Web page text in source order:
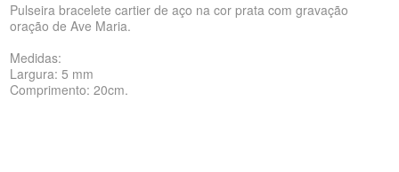
Pulseira bracelete cartier de aço na cor prata com gravação
oração de Ave Maria.
Medidas:
Largura: 5 mm
Comprimento: 20cm.